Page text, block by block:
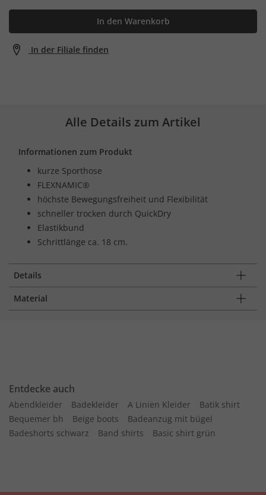
In den Warenkorb
In der Filiale finden
Alle Details zum Artikel
Informationen zum Produkt
kurze Sporthose
FLEXNAMIC®
höchste Bewegungsfreiheit und Flexibilität
schneller trocken durch QuickDry
Elastikbund
Schrittlänge ca. 18 cm.
Details
Material
Entdecke auch
Abendkleider Badekleider A Linien Kleider
Batik shirt
Bequemer bh
Beige boots
Badeanzug mit bügel
Badeshorts schwarz
Band shirts Basic shirt grün